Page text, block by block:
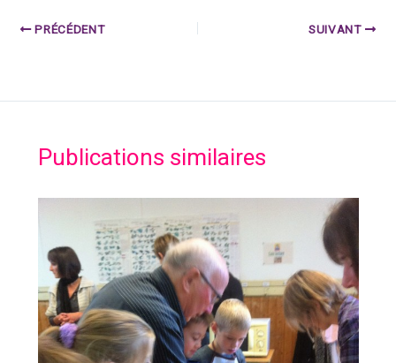
PRÉCÉDENT SUIVANT
Publications similaires